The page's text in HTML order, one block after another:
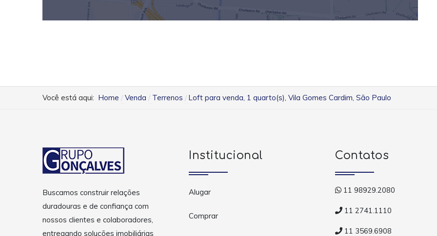
Você está aqui: Home Venda Terrenos Loft para venda, 1 quarto(s), Vila Gomes Cardim, São Paulo
Buscamos construir relações
duradouras e de confiança com
nossos clientes e colaboradores,
entregando soluções imobiliárias
Institucional
Alugar
Comprar
Contatos
11 98929.2080
11 2741.1110
11 3569.6908